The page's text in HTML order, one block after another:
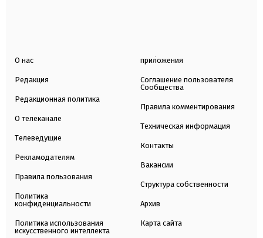
О нас
Редакция
Редакционная политика
О телеканале
Телеведущие
Рекламодателям
Правила пользования
Политика
конфиденциальности
Политика использования
искусственного интеллекта
приложения
Соглашение пользователя
Сообщества
Правила комментирования
Техническая информация
Контакты
Вакансии
Структура собственности
Архив
Карта сайта